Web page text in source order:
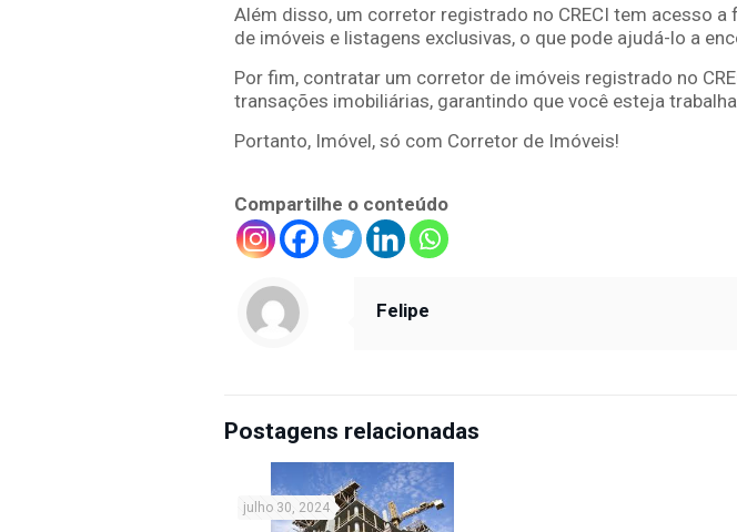
Além disso, um corretor registrado no CRECI tem acesso
de imóveis e listagens exclusivas, o que pode ajudá-lo a
Por fim, contratar um corretor de imóveis registrado no
transações imobiliárias, garantindo que você esteja
Portanto, Imóvel, só com Corretor de Imóveis!
Compartilhe o conteúdo
Felipe
Postagens relacionadas
julho 30, 2024